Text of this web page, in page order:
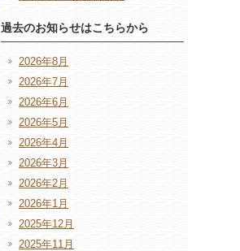
過去のお知らせはこちらから
2026年8月
2026年7月
2026年6月
2026年5月
2026年4月
2026年3月
2026年2月
2026年1月
2025年12月
2025年11月